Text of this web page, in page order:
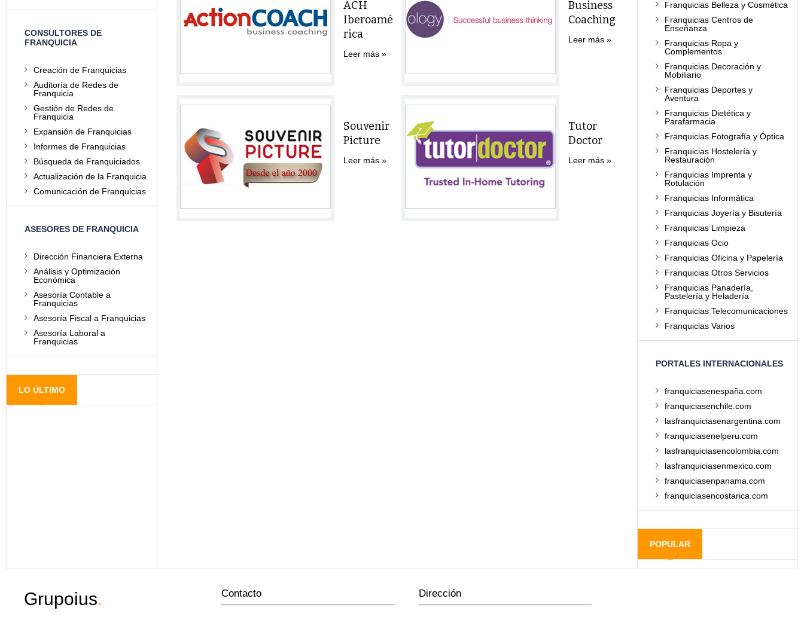
ACH
Iberoamé
rica
Leer más
Business
Coaching
Leer más
Souvenir
Picture
Leer más
Tutor
Doctor
Leer más
Franquicias Belleza y Cosmética
Franquicias Centros de
Enseñanza
Franquicias Ropa y
Complementos
Franquicias Decoración y
Mobiliario
Franquicias Deportes y
Aventura
Franquicias Dietética y
Parafarmacia
Franquicias Fotografía y Óptica
Franquicias Hostelería y
Restauración
Franquicias Imprenta y
Rotulación
Franquicias Informática
Franquicias Joyería y Bisutería
Franquicias Limpieza
Franquicias Ocio
Franquicias Oficina y Papelería
Franquicias Otros Servicios
Franquicias Panadería,
Pastelería y Heladería
Franquicias Telecomunicaciones
Franquicias Varios
PORTALES INTERNACIONALES
franquiciasenespaña.com
franquiciasenchile.com
lasfranquiciasenargentina.com
franquiciasenelperu.com
lasfranquiciasencolombia.com
lasfranquiciasenmexico.com
franquiciasenpanama.com
franquiciasencostarica.com
POPULAR
CONSULTORES DE
FRANQUICIA
Creación de Franquicias
Auditoría de Redes de
Franquicia
Gestión de Redes de
Franquicia
Expansión de Franquicias
Informes de Franquicias
Búsqueda de Franquiciados
Actualización de la Franquicia
Comunicación de Franquicias
ASESORES DE FRANQUICIA
Dirección Financiera Externa
Análisis y Optimización
Económica
Asesoría Contable a
Franquicias
Asesoría Fiscal a Franquicias
Asesoría Laboral a
Franquicias
LO ÚLTIMO
Grupoius. Contacto Dirección